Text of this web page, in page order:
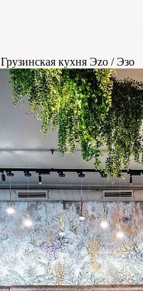
Грузинская кухня Эzо / Эзо